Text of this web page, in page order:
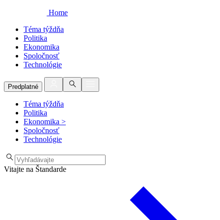
Home
Téma týždňa
Politika
Ekonomika
Spoločnosť
Technológie
Predplatné
Téma týždňa
Politika
Ekonomika >
Spoločnosť
Technológie
Vitajte na Štandarde